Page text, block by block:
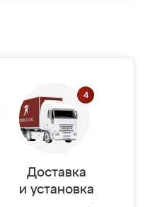
Доставка
и установка